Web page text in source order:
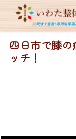
ホーム
四日市で膝
ッチ！